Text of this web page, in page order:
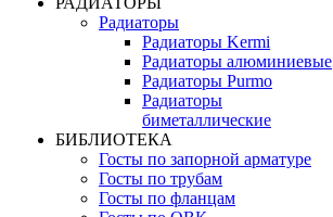
Радиаторы
Радиаторы Kermi
Радиаторы алюминиевые
Радиаторы Purmo
Радиаторы
биметаллические
БИБЛИОТЕКА
Госты по запорной арматуре
Госты по трубам
Госты по фланцам